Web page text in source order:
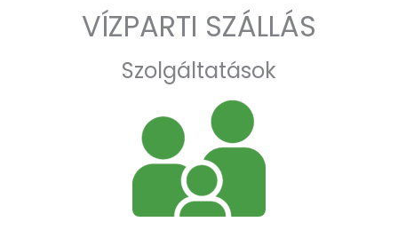
VÍZPARTI SZÁLLÁS
Szolgáltatások